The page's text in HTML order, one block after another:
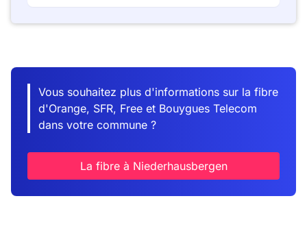
Vous souhaitez plus d'informations sur la fibre
d'Orange, SFR, Free et Bouygues Telecom
dans votre commune ?
La fibre à Niederhausbergen